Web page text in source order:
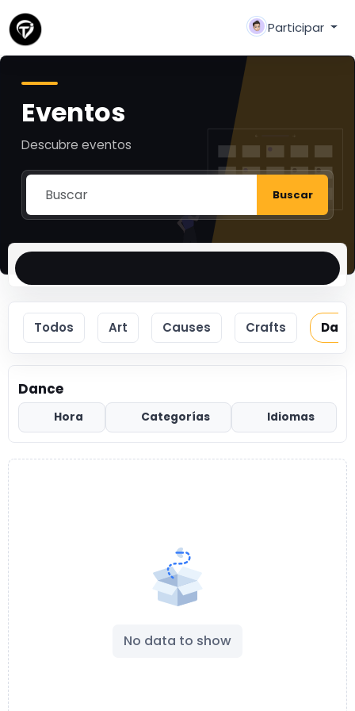
Participar
Eventos
Descubre eventos
Buscar
Todos Art Causes Crafts
Dance
Hora Categorías Idiomas
No data to show